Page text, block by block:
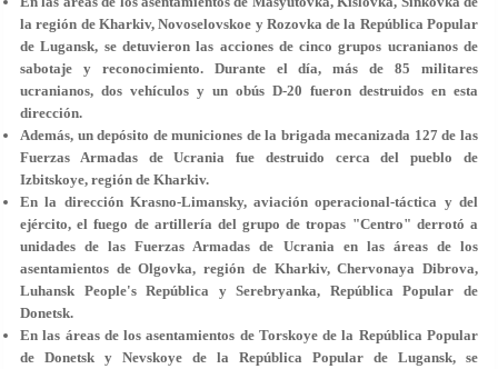
la región de Kharkiv, Novoselovskoe y Rozovka de la República Popular
de Lugansk, se detuvieron las acciones de cinco grupos ucranianos de
sabotaje y reconocimiento. Durante el día, más de 85 militares
ucranianos, dos vehículos y un obús D-20 fueron destruidos en esta
dirección.
Además, un depósito de municiones de la brigada mecanizada 127 de las
Fuerzas Armadas de Ucrania fue destruido cerca del pueblo de
Izbitskoye, región de Kharkiv.
En la dirección Krasno-Limansky, aviación operacional-táctica y del
ejército, el fuego de artillería del grupo de tropas "Centro" derrotó a
unidades de las Fuerzas Armadas de Ucrania en las áreas de los
asentamientos de Olgovka, región de Kharkiv, Chervonaya Dibrova,
Luhansk People's República y Serebryanka, República Popular de
Donetsk.
En las áreas de los asentamientos de Torskoye de la República Popular
de Donetsk y Nevskoye de la República Popular de Lugansk, se